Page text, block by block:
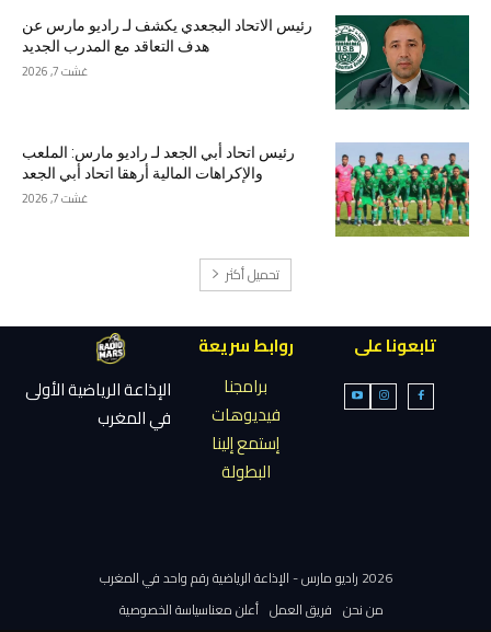
رئيس الاتحاد البجعدي يكشف لـ راديو مارس عن
هدف التعاقد مع المدرب الجديد
غشت 7, 2026
رئيس اتحاد أبي الجعد لـ راديو مارس: الملعب
والإكراهات المالية أرهقا اتحاد أبي الجعد
غشت 7, 2026
تحميل أكثر
تابعونا على
روابط سريعة
برامجنا
فيديوهات
إستمع إلينا
البطولة
الإذاعة الرياضية الأولى
في المغرب
2026 راديو مارس - الإذاعة الرياضية رقم واحد في المغرب
من نحن فريق العمل أعلن معناسياسة الخصوصية